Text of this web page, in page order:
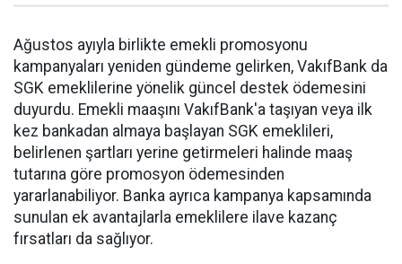
Ağustos ayıyla birlikte emekli promosyonu
kampanyaları yeniden gündeme gelirken, VakıfBank da
SGK emeklilerine yönelik güncel destek ödemesini
duyurdu. Emekli maaşını VakıfBank'a taşıyan veya ilk
kez bankadan almaya başlayan SGK emeklileri,
belirlenen şartları yerine getirmeleri halinde maaş
tutarına göre promosyon ödemesinden
yararlanabiliyor. Banka ayrıca kampanya kapsamında
sunulan ek avantajlarla emeklilere ilave kazanç
fırsatları da sağlıyor.